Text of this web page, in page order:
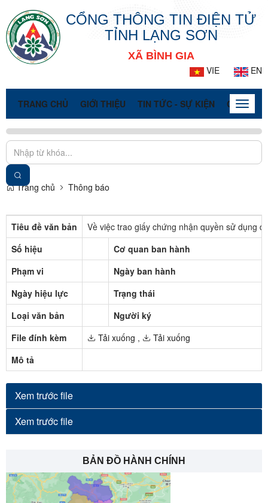
CỔNG THÔNG TIN ĐIỆN TỬ
TỈNH LẠNG SƠN
XÃ BÌNH GIA
VIE
EN
TRANG CHỦ GIỚI THIỆU TIN TỨC - SỰ KIỆN CỔNGToggle
Trang chủ Thông báo
Tiêu đề văn bản
Về việc trao giấy chứng nhận quyền sử dụng
Số hiệu
Cơ quan ban hành
Phạm vi
Ngày ban hành
Ngày hiệu lực
Trạng thái
Loại văn bản
Người ký
File đính kèm
Tải xuống ,
Tải xuống
Mô tả
Xem trước file
Xem trước file
BẢN ĐỒ HÀNH CHÍNH